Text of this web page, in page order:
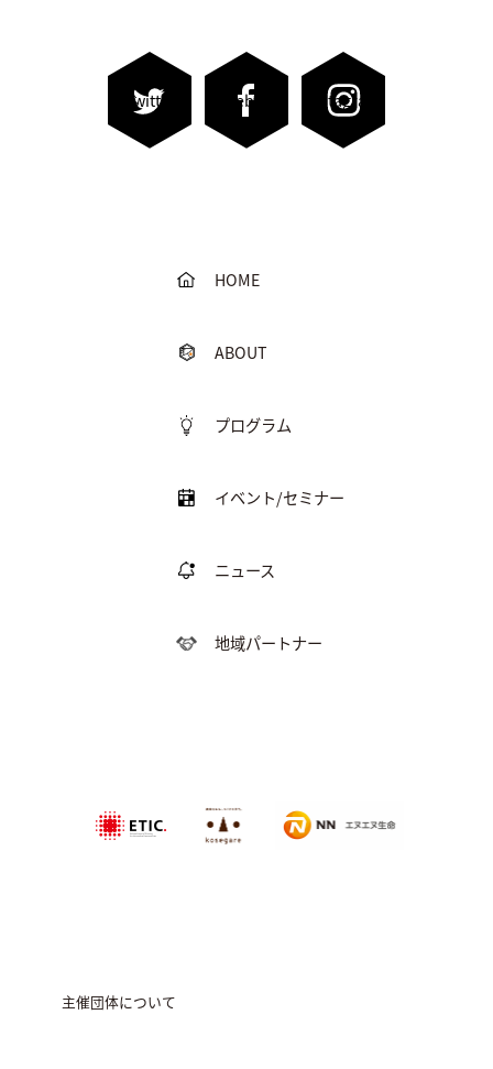
Twitter Facebook Instagram
HOME
ABOUT
プログラム
イベント/セミナー
ニュース
地域パートナー
特定非営利活動法
人エティック
NPO法人農家
のこせがれネ
ットワーク
エヌエヌ生命保険株式会社
主催団体について